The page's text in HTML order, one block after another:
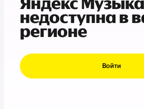
недоступна в
регионе
Войти